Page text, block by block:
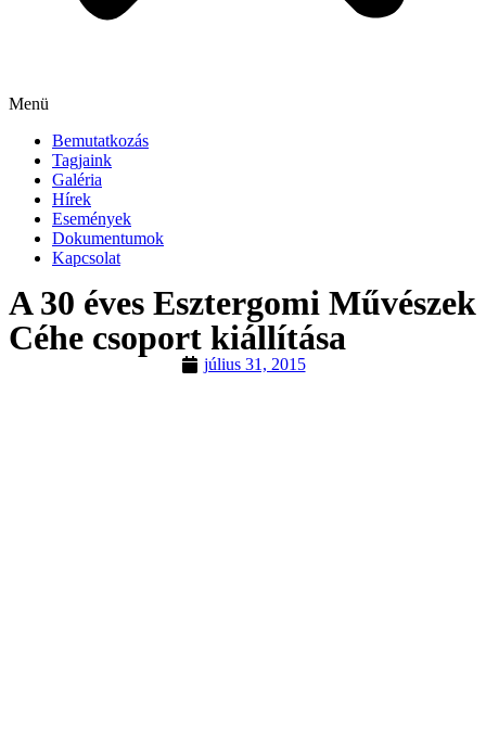
Menü
Bemutatkozás
Tagjaink
Galéria
Hírek
Események
Dokumentumok
Kapcsolat
A 30 éves Esztergomi Művészek
Céhe csoport kiállítása
július 31, 2015